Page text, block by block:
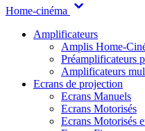
Home-cinéma
Amplificateurs
Amplis Home-
Préamplificateurs
Amplificateurs
Ecrans de projection
Ecrans Manuels
Ecrans Motorisés
Ecrans Motorisés